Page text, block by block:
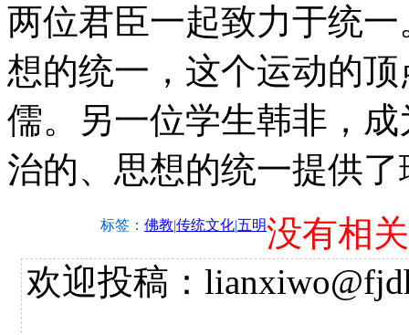
两位君臣一起致力于统
想的统一，这个运动的
儒。另一位学生韩非，
治的、思想的统一提供
标签： 佛教|传统文化|五明没有相
欢迎投稿：